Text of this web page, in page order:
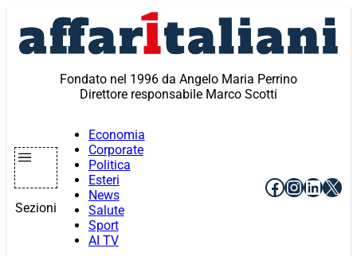
contenuto
Fondato nel 1996 da Angelo Maria Perrino
Direttore responsabile Marco Scotti
Sezioni
Economia
Corporate
Politica
Esteri
News
Salute
Sport
AI TV
Facebook
X